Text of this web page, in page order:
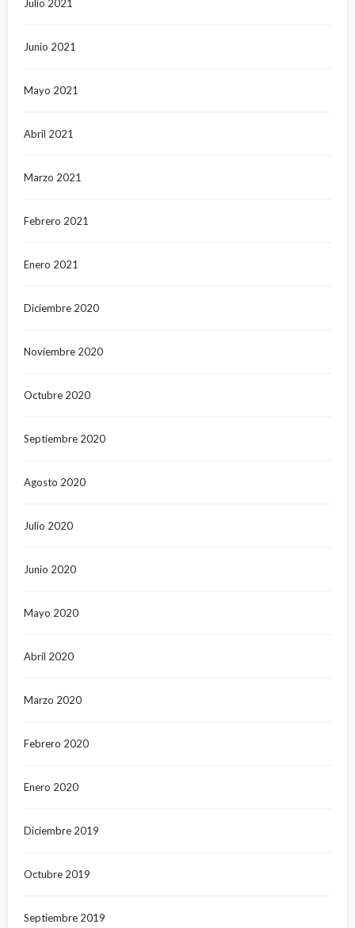
Julio 2021
Junio 2021
Mayo 2021
Abril 2021
Marzo 2021
Febrero 2021
Enero 2021
Diciembre 2020
Noviembre 2020
Octubre 2020
Septiembre 2020
Agosto 2020
Julio 2020
Junio 2020
Mayo 2020
Abril 2020
Marzo 2020
Febrero 2020
Enero 2020
Diciembre 2019
Octubre 2019
Septiembre 2019